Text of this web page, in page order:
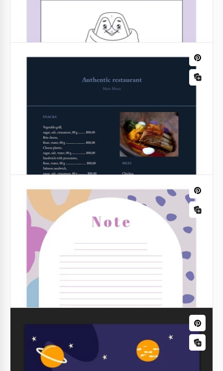
exceptionnel? Utilisez ce modèle rose et montrez à
votre futur employeur que vous êtes meilleur que
Plan de leçon sur le marbre
Jetez un coup d'œil à notre plan de cours sur le
marbre. N'est-ce pas génial ? Nos concepteurs
savent comment créer des choses spéciales.
Feuilles de calcul
Page de coloriage - Feuille d'exercices
Il y a de nombreux fichiers disponibles sur notre site
web. Si vous voulez les utiliser pour apprendre
quelque chose de nouveau à vos étudiants, c'est un
choix parfait pour vous.